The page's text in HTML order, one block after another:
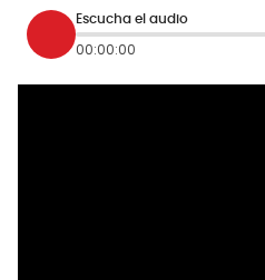
Escucha el audio
00:00:00